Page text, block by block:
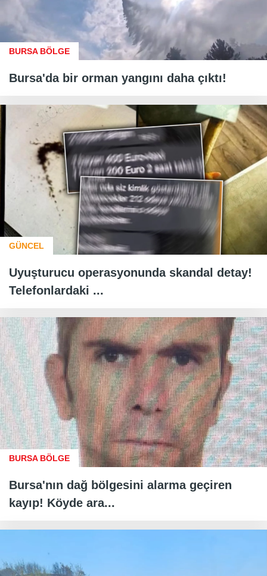
BURSA BÖLGE
Bursa'da bir orman yangını daha çıktı!
GÜNCEL
Uyuşturucu operasyonunda skandal detay!
Telefonlardaki ...
BURSA BÖLGE
Bursa'nın dağ bölgesini alarma geçiren
kayıp! Köyde ara...